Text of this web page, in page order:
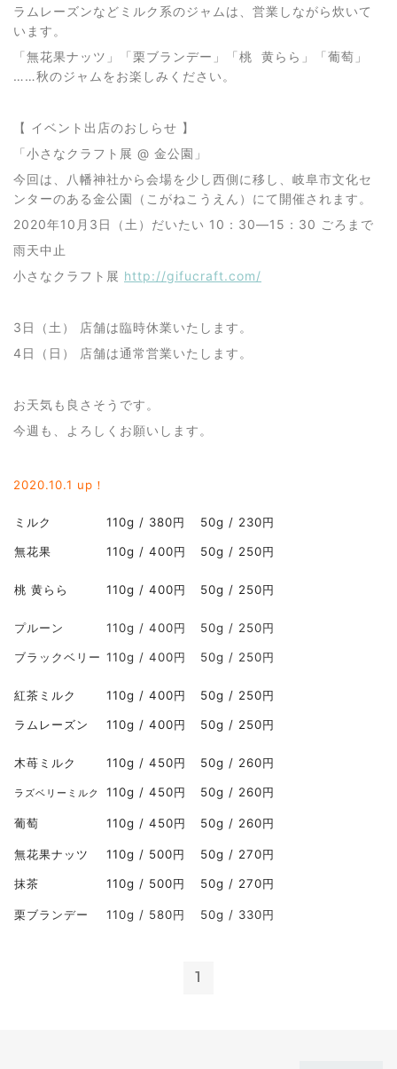
ラムレーズンなどミルク系のジャムは、営業しながら炊いて
います。
「無花果ナッツ」「栗ブランデー」「桃 黄らら」「葡萄」
……秋のジャムをお楽しみください。
【 イベント出店のおしらせ 】
「小さなクラフト展 @ 金公園」
今回は、八幡神社から会場を少し西側に移し、岐阜市文化セ
ンターのある金公園（こがねこうえん）にて開催されます。
2020年10月3日（土）だいたい 10：30―15：30 ごろまで
雨天中止
小さなクラフト展 http://gifucraft.com/
3日（土） 店舗は臨時休業いたします。
4日（日） 店舗は通常営業いたします。
お天気も良さそうです。
今週も、よろしくお願いします。
2020.10.1 up！
ミルク
無花果
110g / 380円
110g / 400円
50g / 230円
50g / 250円
桃 黄らら 110g / 400円 50g / 250円
プルーン
ブラックベリー
110g / 400円
110g / 400円
50g / 250円
50g / 250円
紅茶ミルク
ラムレーズン
110g / 400円
110g / 400円
50g / 250円
50g / 250円
木苺ミルク
ラズベリーミルク
110g / 450円
110g / 450円
50g / 260円
50g / 260円
葡萄 110g / 450円 50g / 260円
無花果ナッツ
抹茶
110g / 500円
110g / 500円
50g / 270円
50g / 270円
栗ブランデー 110g / 580円 50g / 330円
1